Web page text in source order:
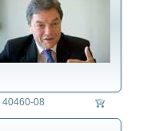
40460-08